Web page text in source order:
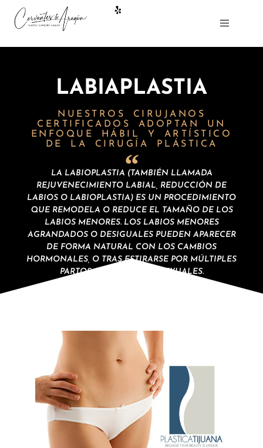
LABIAPLASTIA
NUESTROS CIRUJANOS
CERTIFICADOS ADOPTAN UN
ENFOQUE HÁBIL Y ARTÍSTICO
DE LA CIRUGÍA PLÁSTICA
LA LABIOPLASTIA (TAMBIÉN LLAMADA
REJUVENECIMIENTO LABIAL, REDUCCIÓN DE
LABIOS O LABIOPLASTIA) ES UN PROCEDIMIENTO
QUE REMODELA O REDUCE EL TAMAÑO DE LOS
LABIOS MENORES. LOS LABIOS MENORES
AGRANDADOS O DESIGUALES PUEDEN APARECER
DE FORMA NATURAL CON LOS CAMBIOS
HORMONALES, O TRAS ESTIRARSE POR MÚLTIPLES
PARTOS O RELACIONES SEXUALES.